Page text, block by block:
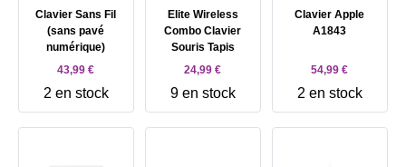
Clavier Sans Fil
(sans pavé
numérique)
43,99 €
2 en stock
Elite Wireless
Combo Clavier
Souris Tapis
24,99 €
9 en stock
Clavier Apple
A1843
54,99 €
2 en stock